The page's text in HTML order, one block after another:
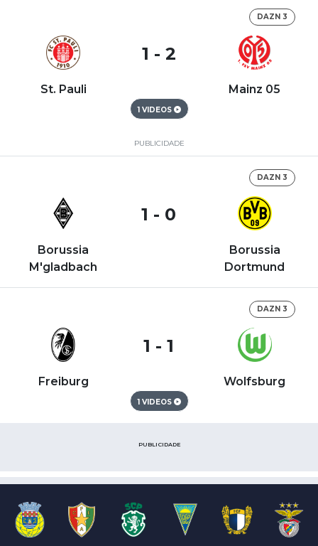
DAZN 3
St. Pauli
1 - 2
Mainz 05
1 VIDEOS
PUBLICIDADE
DAZN 3
Borussia
M'gladbach
1 - 0
Borussia
Dortmund
DAZN 3
Freiburg
1 - 1
Wolfsburg
1 VIDEOS
PUBLICIDADE